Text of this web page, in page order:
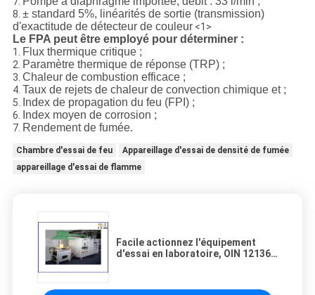
8. ± standard 5%, linéarités de sortie (transmission)
d'exactitude de détecteur de couleur<1>
Le FPA peut être employé pour déterminer :
1. Flux thermique critique ;
2. Paramètre thermique de réponse (TRP) ;
3. Chaleur de combustion efficace ;
4. Taux de rejets de chaleur de convection chimique et ;
5. Index de propagation du feu (FPI) ;
6. Index moyen de corrosion ;
7. Rendement de fumée.
Chambre d'essai de feu
Appareillage d'essai de densité de fumée
appareillage d'essai de flamme
Facile actionnez l'équipement
d'essai en laboratoire, OIN 12136